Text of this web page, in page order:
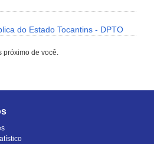
do Estado Tocantins - DPTO
próximo de você.